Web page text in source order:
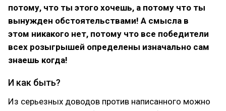
потому, что ты этого хочешь, а потому что ты
вынужден обстоятельствами! А смысла в
этом никакого нет, потому что все победители
всех розыгрышей определены изначально сам
знаешь когда!
И как быть?
Из серьезных доводов против написанного можно